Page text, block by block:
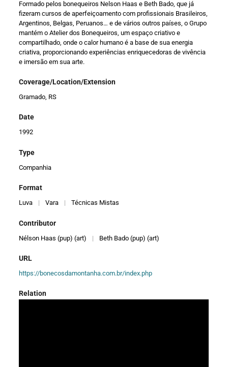
Formado pelos bonequeiros Nelson Haas e Beth Bado, que já
fizeram cursos de aperfeiçoamento com profissionais Brasileiros,
Argentinos, Belgas, Peruanos… e de vários outros países, o Grupo
mantém o Atelier dos Bonequeiros, um espaço criativo e
compartilhado, onde o calor humano é a base de sua energia
criativa, proporcionando experiências enriquecedoras de vivência
e imersão em sua arte.
Coverage/Location/Extension
Gramado, RS
Date
1992
Type
Companhia
Format
Luva | Vara | Técnicas Mistas
Contributor
Nélson Haas (pup) (art) | Beth Bado (pup) (art)
URL
https://bonecosdamontanha.com.br/index.php
Relation